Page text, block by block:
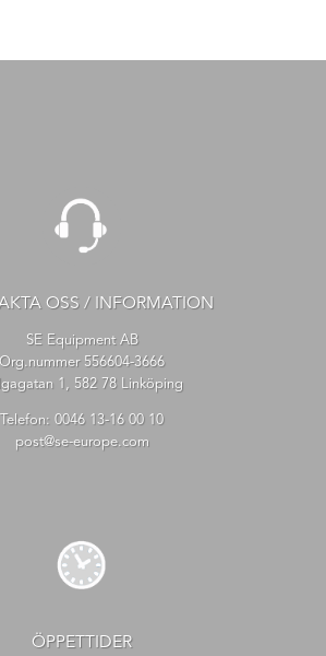
OSS / INFORMATION
SE Equipment AB
Org.nummer 556604-3666
1, 582 78 Linköping
Telefon: 0046 13-16 00 10
post@se-europe.com
ÖPPETTIDER